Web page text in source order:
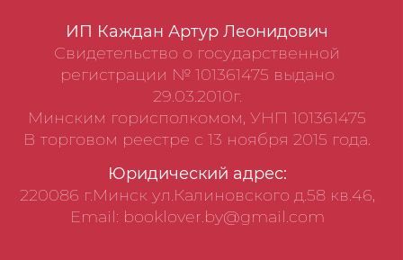
ИП Каждан Артур Леонидович
Свидетельство о государственной
регистрации № 101361475 выдано
29.03.2010г.
Минским горисполкомом, УНП 101361475
В торговом реестре с 13 ноября 2015 года.
Юридический адрес:
220086 г.Минск ул.Калиновского д.58 кв.46,
Email: booklover.by@gmail.com